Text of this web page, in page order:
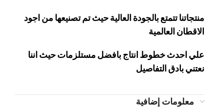
منتجاتنا تتمتع بالجودة العالية حيث تم تصنيعها من اجود
الاقطان العالمية
علي احدث خطوط انتاج بافضل مستلزمات حيث اننا
نعتني بادق التفاصيل
معلومات إضافية